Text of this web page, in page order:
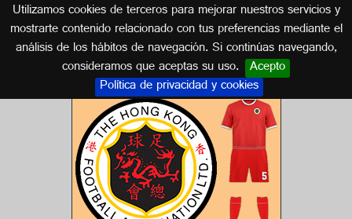
Utilizamos cookies de terceros para mejorar nuestros servicios y
mostrarte contenido relacionado con tus preferencias mediante el
análisis de los hábitos de navegación. Si continúas navegando,
consideramos que aceptas su uso. Acepto
Política de privacidad y cookies
Escudos de HONG KONG
HONG KONG